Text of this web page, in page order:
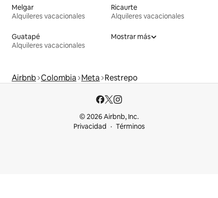
Melgar
Alquileres vacacionales
Ricaurte
Alquileres vacacionales
Guatapé
Alquileres vacacionales
Mostrar más
Airbnb Colombia Meta Restrepo
© 2026 Airbnb, Inc.
Privacidad
Términos